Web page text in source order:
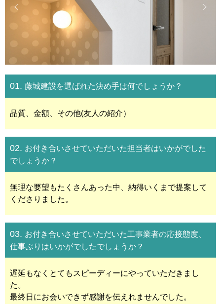
01. 藤城建設を選ばれた決め手は何でしょうか？
品質、金額、その他(友人の紹介）
02. お付き合いさせていただいた担当者はいかがでした
でしょうか？
無理な要望もたくさんあった中、納得いくまで提案して
くださりました。
03. お付き合いさせていただいた工事業者の応接態度、
仕事ぶりはいかがでしたでしょうか？
遅延もなくとてもスピーディーにやっていただきまし
た。
最終日にお会いできず感謝を伝えれませんでした。